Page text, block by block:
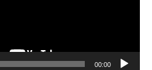
00:00